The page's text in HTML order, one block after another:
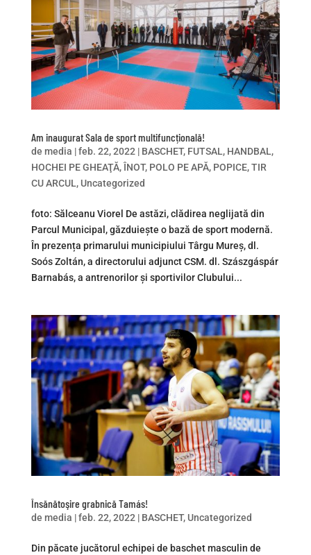
Am inaugurat Sala de sport multifuncțională!
de media |feb. 22, 2022 | BASCHET, FUTSAL, HANDBAL,
HOCHEI PE GHEAŢĂ, ÎNOT, POLO PE APĂ, POPICE,TIR
CU ARCUL, Uncategorized
foto: Sălceanu Viorel De astăzi, clădirea neglijată din
Parcul Municipal, găzduieşte o bază de sport modernă.
În prezența primarului municipiului Târgu Mureș, dl.
Soós Zoltán, a directorului adjunct CSM. dl. Szászgáspár
Barnabás, a antrenorilor și sportivilor Clubului...
Însănătoşire grabnică Tamás!
de media |feb. 22, 2022| BASCHET, Uncategorized
Din păcate jucătorul echipei de baschet masculin de